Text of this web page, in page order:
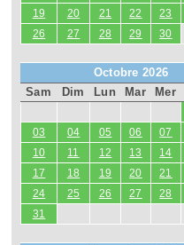
19
20 21 22 23
26
27 28 29 30
Octobre 2026
Sam
Dim Lun Mar Mer
03
04 05 06 07
10
11 12 13 14
17
18 19 20 21
24
25 26 27 28
31